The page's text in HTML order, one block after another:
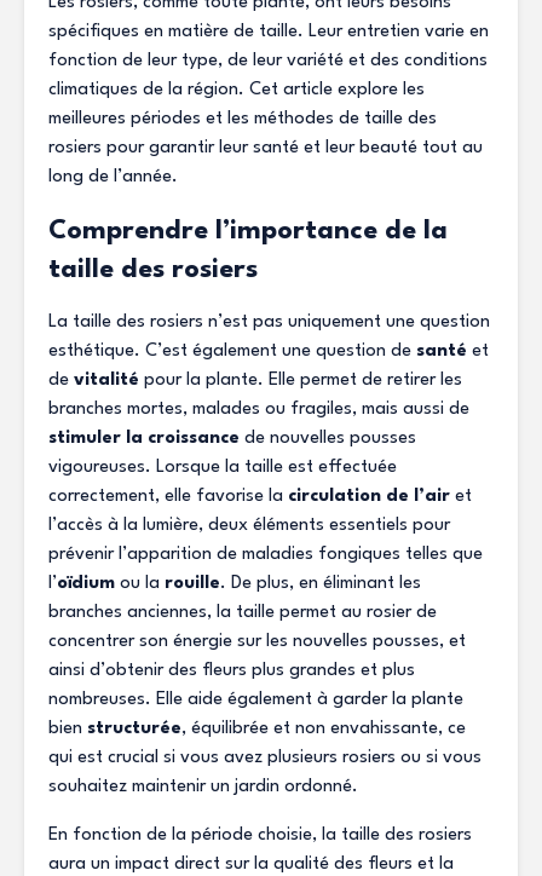
spécifiques en matière de taille. Leur entretien varie en
fonction de leur type, de leur variété et des conditions
climatiques de la région. Cet article explore les
meilleures périodes et les méthodes de taille des
rosiers pour garantir leur santé et leur beauté tout au
long de l’année.
Comprendre l’importance de la
taille des rosiers
La taille des rosiers n’est pas uniquement une question
esthétique. C’est également une question de santé et
de vitalité pour la plante. Elle permet de retirer les
branches mortes, malades ou fragiles, mais aussi de
stimuler la croissance de nouvelles pousses
vigoureuses. Lorsque la taille est effectuée
correctement, elle favorise la circulation de l’air et
l’accès à la lumière, deux éléments essentiels pour
prévenir l’apparition de maladies fongiques telles que
l’oïdium ou la rouille. De plus, en éliminant les
branches anciennes, la taille permet au rosier de
concentrer son énergie sur les nouvelles pousses, et
ainsi d’obtenir des fleurs plus grandes et plus
nombreuses. Elle aide également à garder la plante
bien structurée, équilibrée et non envahissante, ce
qui est crucial si vous avez plusieurs rosiers ou si vous
souhaitez maintenir un jardin ordonné.
En fonction de la période choisie, la taille des rosiers
aura un impact direct sur la qualité des fleurs et la